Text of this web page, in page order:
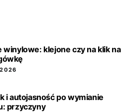
winylowe: klejone czy na klik na
i autojasność po wymianie
przyczyny